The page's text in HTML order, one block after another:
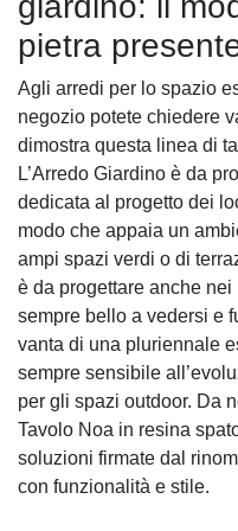
pietra
Agli arredi per lo spazio
negozio potete chiedere
dimostra questa linea di
L’Arredo Giardino è da
dedicata al progetto dei
modo che appaia un
ampi spazi verdi o di
è da progettare anche
sempre bello a vedersi e
vanta di una pluriennale
sempre sensibile
per gli spazi outdoor. Da
Tavolo Noa in resina
soluzioni firmate dal
con funzionalità e stile.